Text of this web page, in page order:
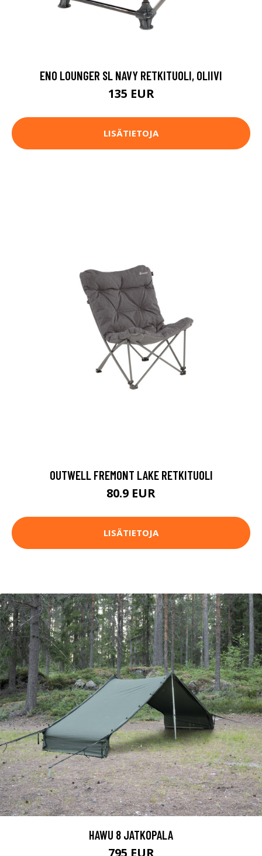
ENO LOUNGER SL NAVY RETKITUOLI, OLIIVI
135 EUR
LISÄTIETOJA
OUTWELL FREMONT LAKE RETKITUOLI
80.9 EUR
LISÄTIETOJA
HAWU 8 JATKOPALA